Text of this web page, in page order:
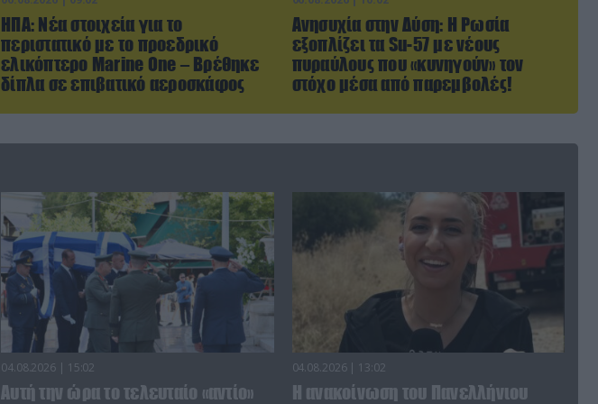
ΗΠΑ: Nέα στοιχεία για το
περιστατικό με το προεδρικό
ελικόπτερο Marine One – Βρέθηκε
δίπλα σε επιβατικό αεροσκάφος
Ανησυχία στην Δύση: H Ρωσία
εξοπλίζει τα Su-57 με νέους
πυραύλους που «κυνηγούν» τον
στόχο μέσα από παρεμβολές!
04.08.2026 | 15:02
Αυτή την ώρα το τελευταίο «αντίο»
04.08.2026 | 13:02
Η ανακοίνωση του Πανελλήνιου